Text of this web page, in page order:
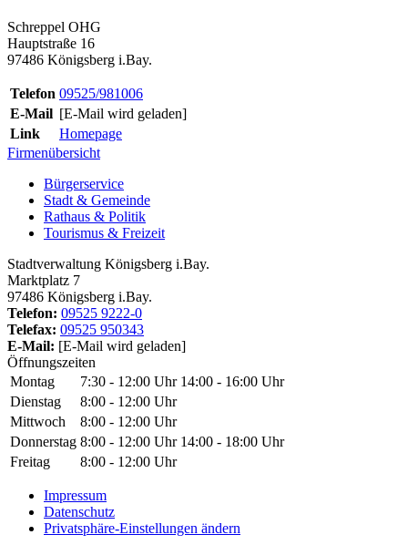
Schreppel OHG
Hauptstraße 16
97486 Königsberg i.Bay.
Telefon 09525/981006
E-Mail [E-Mail wird geladen]
Link
Homepage
Firmenübersicht
Bürgerservice
Stadt & Gemeinde
Rathaus & Politik
Tourismus & Freizeit
Stadtverwaltung Königsberg i.Bay.
Marktplatz 7
97486 Königsberg i.Bay.
Telefon: 09525 9222-0
Telefax: 09525 950343
E-Mail: [E-Mail wird geladen]
Öffnungszeiten
Montag
7:30 - 12:00 Uhr 14:00 - 16:00 Uhr
Dienstag
8:00 - 12:00 Uhr
Mittwoch
8:00 - 12:00 Uhr
Donnerstag 8:00 - 12:00 Uhr 14:00 - 18:00 Uhr
Freitag
8:00 - 12:00 Uhr
Impressum
Datenschutz
Privatsphäre-Einstellungen ändern